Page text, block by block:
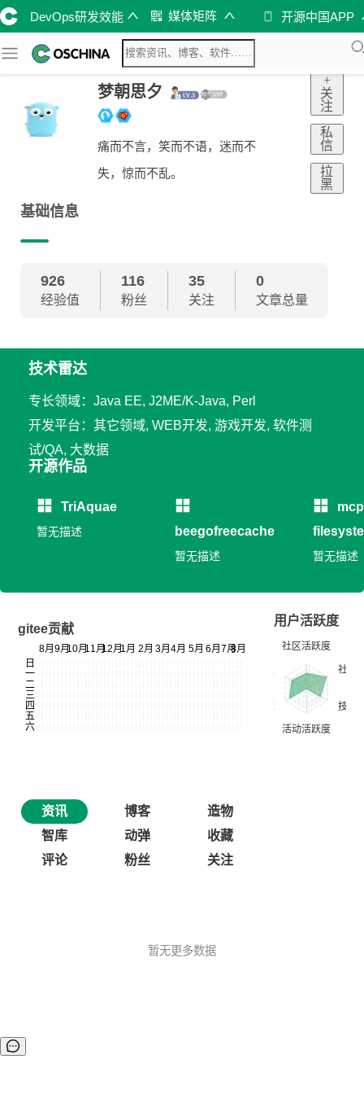
DevOps研发效能 媒体矩阵 开源中国APP
梦朝思夕
痛而不言，笑而不语，迷而不
失，惊而不乱。
+
关
注
私
信
拉
黑
基础信息
926
经验值
116
粉丝
35
关注
0
文章总量
技术雷达
专长领域：Java EE, J2ME/K-Java, Perl
开发平台：其它领域, WEB开发, 游戏开发, 软件测
试/QA, 大数据
开源作品
TriAquae
暂无描述 beegofreecache
暂无描述 暂无描述
gitee贡献
用户活跃度
资讯 博客
造物
智库
动弹
收藏
评论
粉丝 关注
暂无更多数据